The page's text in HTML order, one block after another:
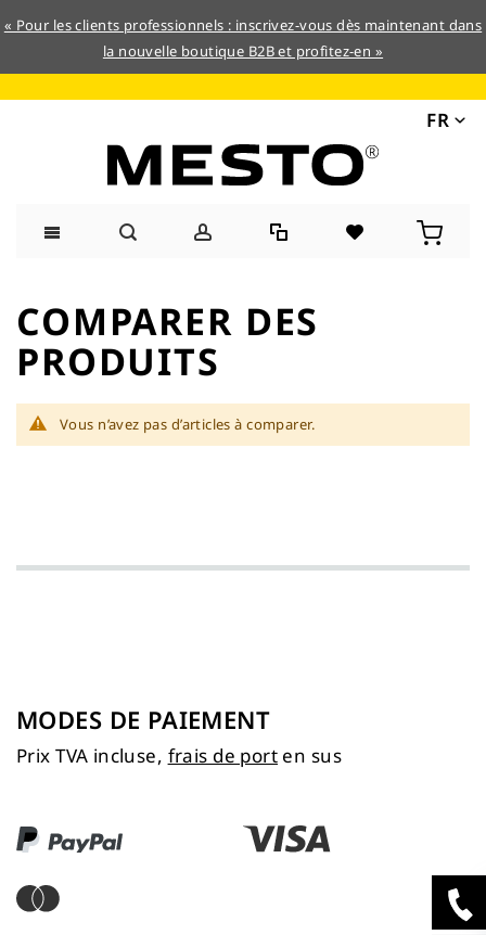
« Pour les clients professionnels : inscrivez-vous dès maintenant dans
la nouvelle boutique B2B et profitez-en »
FR
contenu
COMPARER DES
PRODUITS
Vous n’avez pas d’articles à comparer.
MODES DE PAIEMENT
Prix TVA incluse, frais de port en sus